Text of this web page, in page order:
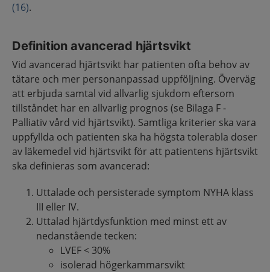
(16).
Definition avancerad hjärtsvikt
Vid avancerad hjärtsvikt har patienten ofta behov av
tätare och mer personanpassad uppföljning. Överväg
att erbjuda samtal vid allvarlig sjukdom eftersom
tillståndet har en allvarlig prognos (se Bilaga F -
Palliativ vård vid hjärtsvikt). Samtliga kriterier ska vara
uppfyllda och patienten ska ha högsta tolerabla doser
av läkemedel vid hjärtsvikt för att patientens hjärtsvikt
ska definieras som avancerad:
Uttalade och persisterade symptom NYHA klass
III eller IV.​
Uttalad hjärtdysfunktion med minst ett av
nedanstående tecken:​
LVEF < 30%​
isolerad högerkammarsvikt​